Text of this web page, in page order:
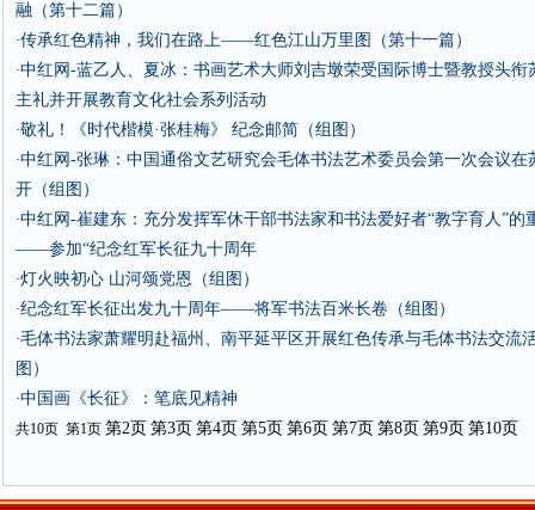
融（第十二篇）
·传承红色精神，我们在路上——红色江山万里图（第十一篇）
·中红网-蓝乙人、夏冰：书画艺术大师刘吉墩荣受国际博士暨教授头衔
主礼并开展教育文化社会系列活动
·敬礼！《时代楷模·张桂梅》 纪念邮简（组图）
·中红网-张琳：中国通俗文艺研究会毛体书法艺术委员会第一次会议在
开（组图）
·中红网-崔建东：充分发挥军休干部书法家和书法爱好者“教字育人”的
——参加“纪念红军长征九十周年
·灯火映初心 山河颂党恩（组图）
·纪念红军长征出发九十周年——将军书法百米长卷（组图）
·毛体书法家萧耀明赴福州、南平延平区开展红色传承与毛体书法交流
图）
·中国画《长征》：笔底见精神
共10页 第1页 第2页 第3页 第4页 第5页 第6页 第7页 第8页 第9页 第10页